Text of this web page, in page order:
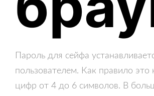
Пароль для сейфа
пользователем. Как правило это
цифр от 4 до 6 символов. В